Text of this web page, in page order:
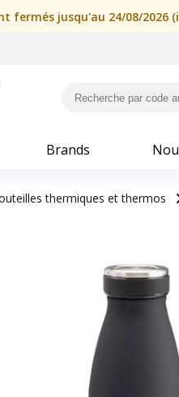
fermés jusqu'au 24/08/
Brands
thermiques et thermos